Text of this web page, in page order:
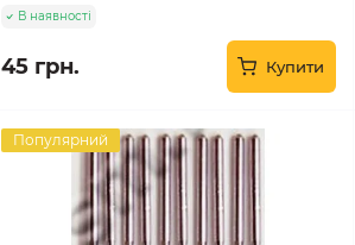
В наявності
45 грн. Купити
Популярний